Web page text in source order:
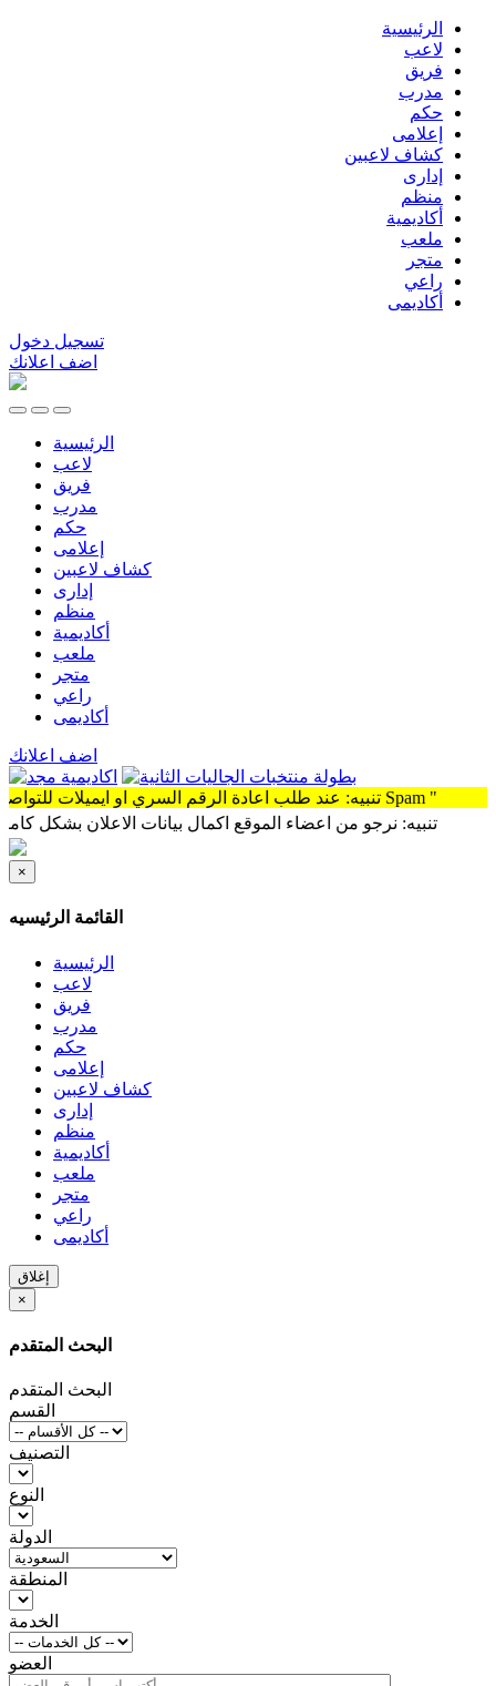
الرئيسية
لاعب
فريق
مدرب
حكم
إعلامى
كشاف لاعبين
إدارى
منظم
أكاديمية
ملعب
متجر
راعي
أكاديمى
تسجيل دخول
اضف اعلانك
الرئيسية
لاعب
فريق
مدرب
حكم
إعلامى
كشاف لاعبين
إدارى
منظم
أكاديمية
ملعب
متجر
راعي
أكاديمى
اضف اعلانك
تنبيه: عند طلب اعادة الرقم السري او ايميلات للتواصل سوف توجد الرساله Spam "
تنبيه: نرجو من اعضاء الموقع اكمال بيانات الاعلان بشكل كامل
×
القائمة الرئيسيه
الرئيسية
لاعب
فريق
مدرب
حكم
إعلامى
كشاف لاعبين
إدارى
منظم
أكاديمية
ملعب
متجر
راعي
أكاديمى
إغلاق
×
البحث المتقدم
البحث المتقدم
القسم
التصنيف
النوع
الدولة
المنطقة
الخدمة
العضو